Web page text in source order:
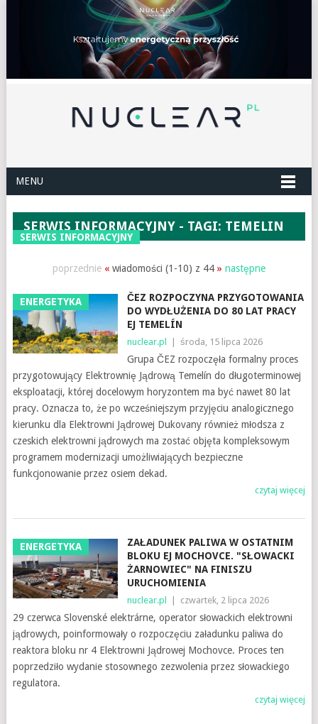
MENU
SERWIS INFORMACYJNY - TAGI: TEMELIN
poprzednie «wiadomości (1-10) z 44 » następne
ENERGETYKA
ČEZ ROZPOCZYNA PRZYGOTOWANIA
DO WYDŁUŻENIA DO 80 LAT PRACY
EJ TEMELÍN
nuclear.pl środa, 15 lipca 2026
Grupa ČEZ rozpoczęła formalny proces
przygotowujący Elektrownię Jądrową Temelín do długoterminowej
eksploatacji, której docelowym horyzontem ma być nawet 80 lat
pracy. Oznacza to, że po wcześniejszym przyjęciu analogicznego
kierunku dla Elektrowni Jądrowej Dukovany również młodsza z
czeskich elektrowni jądrowych ma zostać objęta kompleksowym
programem modernizacji umożliwiających bezpieczne
funkcjonowanie przez osiem dekad.
czytaj więcej
ENERGETYKA
ZAŁADUNEK PALIWA W OSTATNIM
BLOKU EJ MOCHOVCE. "SŁOWACKI
ŻARNOWIEC" NA FINISZU
URUCHOMIENIA
nuclear.pl czwartek, 2 lipca 2026
29 czerwca Slovenské elektrárne, operator słowackich elektrowni
jądrowych, poinformowały o rozpoczęciu załadunku paliwa do
reaktora bloku nr 4 Elektrowni Jądrowej Mochovce. Proces ten
poprzedziło wydanie stosownego zezwolenia przez słowackiego
regulatora.
czytaj więcej
SERWIS INFORMACYJNY